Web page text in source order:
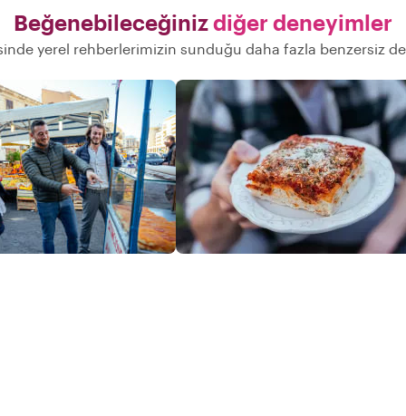
Beğenebileceğinizdiğer deneyimler
yerel rehberlerimizin sunduğu daha fazla benzersiz